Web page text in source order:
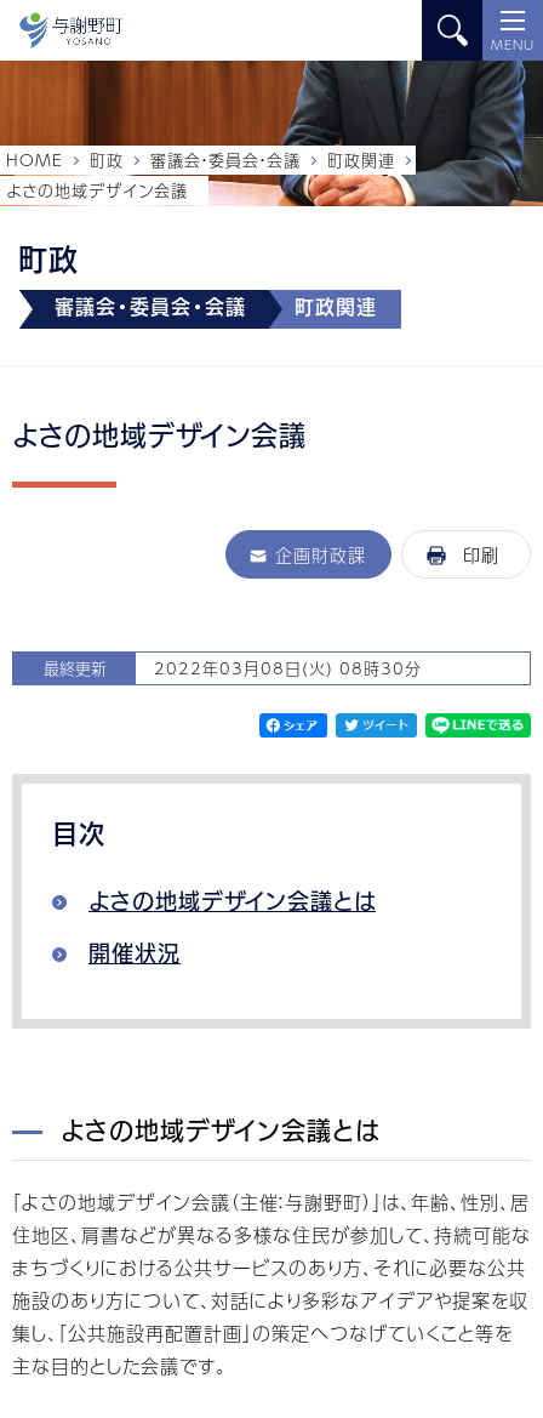
MENU
町政
審議会・委員会・会議 町政関連
HOME 町政 審議会・委員会・会議
町政関連
よさの地域デザイン会議
よさの地域デザイン会議
企画財政課 印刷
最終更新 2022年03月08日(火) 08時30分
目次
よさの地域デザイン会議とは
開催状況
よさの地域デザイン会議とは
「よさの地域デザイン会議（主催：与謝野町）」は、年齢、性別、居
住地区、肩書などが異なる多様な住民が参加して、持続可能な
まちづくりにおける公共サービスのあり方、それに必要な公共
施設のあり方について、対話により多彩なアイデアや提案を収
集し、「公共施設再配置計画」の策定へつなげていくこと等を
主な目的とした会議です。